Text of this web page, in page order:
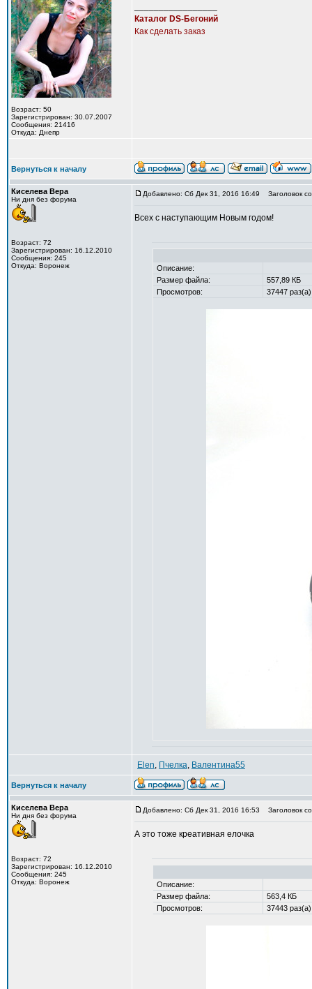
Возраст: 50
Зарегистрирован: 30.07.2007
Сообщения: 21416
Откуда: Днепр
Каталог DS-Бегоний
Как сделать заказ
Вернуться к началу
Киселева Вера
Ни дня без форума
Возраст: 72
Зарегистрирован: 16.12.2010
Сообщения: 245
Откуда: Воронеж
Добавлено: Сб Дек 31, 2016 16:49 Заголовок
Всех с наступающим Новым годом!
Описание:
Размер файла:
557,89 КБ
Просмотров:
37447 раз(а)
Elen, Пчелка, Валентина55
Вернуться к началу
Киселева Вера
Ни дня без форума
Возраст: 72
Зарегистрирован: 16.12.2010
Сообщения: 245
Откуда: Воронеж
Добавлено: Сб Дек 31, 2016 16:53 Заголовок
А это тоже креативная елочка
Описание:
Размер файла:
563,4 КБ
Просмотров:
37443 раз(а)